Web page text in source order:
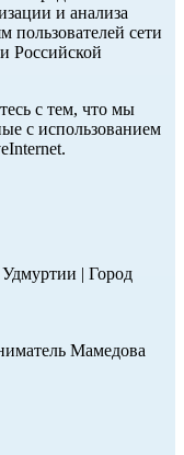
и анализа
пользователей сети
Российской
с тем, что мы
с использованием
Удмуртии | Город
Мамедова